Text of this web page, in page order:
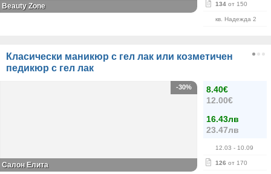
134 от 150
кв. Надежда 2
Beauty Zone
Класически маникюр с гел лак или козметичен
педикюр с гел лак
8.40€
12.00€
16.43лв
23.47лв
12.03 - 10.09
126 от 170
-30%
Салон Елита